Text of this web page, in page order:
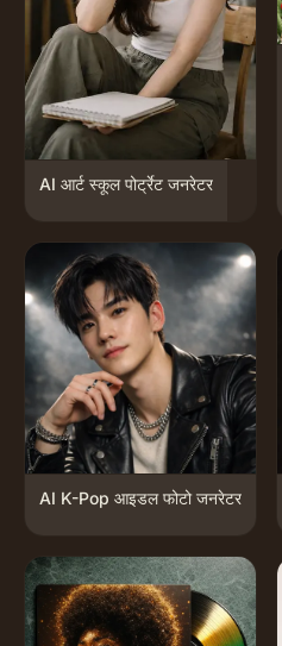
AI आर्ट स्कूल पोर्ट्रेट जनरेटर
AI K-Pop आइडल फोटो जनरेटर